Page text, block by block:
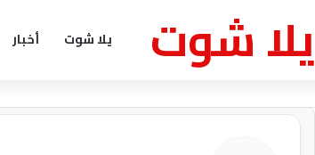
يلا شوت يلا شوت أخبار